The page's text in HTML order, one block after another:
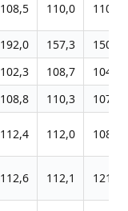
108,5 110,0 110,7
192,0 157,3
150,1
102,3 108,7
104,9
108,8 110,3
107,0
112,4 112,0 108,1
112,6 112,1 121,6